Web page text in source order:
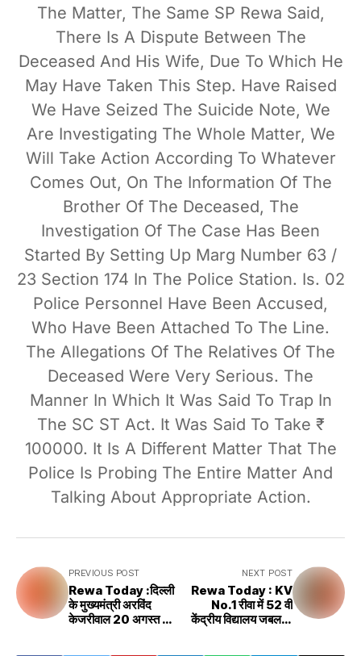
The Matter, The Same SP Rewa Said,
There Is A Dispute Between The
Deceased And His Wife, Due To Which He
May Have Taken This Step. Have Raised
We Have Seized The Suicide Note, We
Are Investigating The Whole Matter, We
Will Take Action According To Whatever
Comes Out, On The Information Of The
Brother Of The Deceased, The
Investigation Of The Case Has Been
Started By Setting Up Marg Number 63 /
23 Section 174 In The Police Station. Is. 02
Police Personnel Have Been Accused,
Who Have Been Attached To The Line.
The Allegations Of The Relatives Of The
Deceased Were Very Serious. The
Manner In Which It Was Said To Trap In
The SC ST Act. It Was Said To Take ₹
100000. It Is A Different Matter That The
Police Is Probing The Entire Matter And
Talking About Appropriate Action.
PREVIOUS POST
Rewa Today :दिल्ली
के मुख्यमंत्री अरविंद
केजरीवाल 20 अगस्त को
NEXT POST
Rewa Today : KV
No.1 रीवा में 52 वी
केंद्रीय विद्यालय जबलपुर